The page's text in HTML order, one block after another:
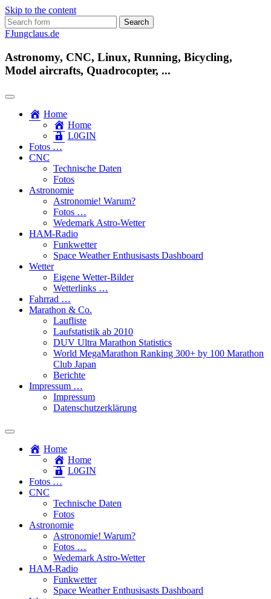
Skip to the content
Search
for:
FJungclaus.de
Astronomy, CNC, Linux, Running, Bicycling,
Model aircrafts, Quadrocopter, ...
Home
Home
L​0​​GIN
Fotos …
CNC
Technische Daten
Fotos
Astronomie
Astronomie! Warum?
Fotos …
Wedemark Astro-Wetter
HAM-Radio
Funkwetter
Space Weather Enthusisasts Dashboard
Wetter
Eigene Wetter-Bilder
Wetterlinks …
Fahrrad …
Marathon & Co.
Laufliste
Laufstatistik ab 2010
DUV Ultra Marathon Statistics
World MegaMarathon Ranking 300+ by 100 Marathon
Club Japan
Berichte
Impressum …
Impressum
Datenschutzerklärung
Toggle
search
field
Home
Home
L​0​​GIN
Fotos …
CNC
Technische Daten
Fotos
Astronomie
Astronomie! Warum?
Fotos …
Wedemark Astro-Wetter
HAM-Radio
Funkwetter
Space Weather Enthusisasts Dashboard